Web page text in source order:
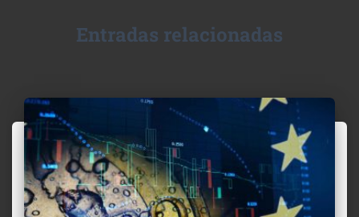
Entradas relacionadas